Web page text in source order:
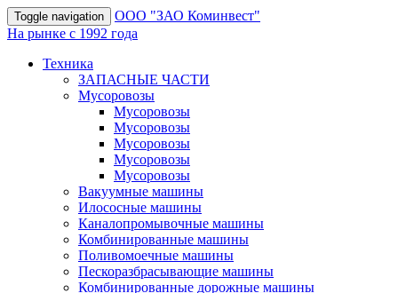
Toggle navigation
OOO "ЗАО Коминвест"
На рынке с 1992 года
Техника
ЗАПАСНЫЕ ЧАСТИ
Мусоровозы
Мусоровозы
Мусоровозы
Мусоровозы
Мусоровозы
Мусоровозы
Вакуумные машины
Илососные машины
Каналопромывочные машины
Комбинированные машины
Поливомоечные машины
Пескоразбрасывающие машины
Комбинированные дорожные машины